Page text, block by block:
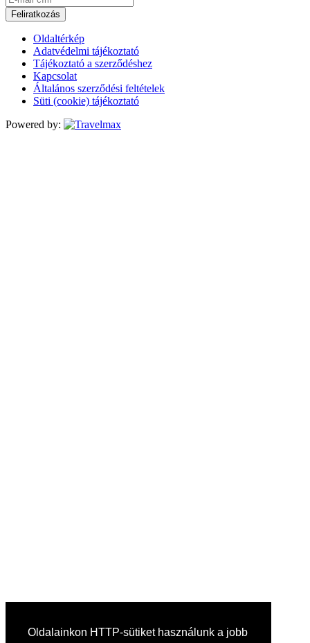
Oldalainkon HTTP-sütiket használunk a jobb
Feliratkozás
Oldaltérkép
Adatvédelmi tájékoztató
Tájékoztató a szerződéshez
Kapcsolat
Általános szerződési feltételek
Süti (cookie) tájékoztató
Powered by: